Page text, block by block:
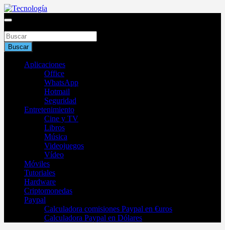
Saltar
al
Tecnología
Buscar
Aplicaciones
Office
WhatsApp
Hotmail
Seguridad
Entretenimiento
Cine y TV
Libros
Música
Videojuegos
Vídeo
Móviles
Tutoriales
Hardware
Criptomonedas
Paypal
Calculadora comisiones Paypal en €uros
Calculadora Paypal en Dólares